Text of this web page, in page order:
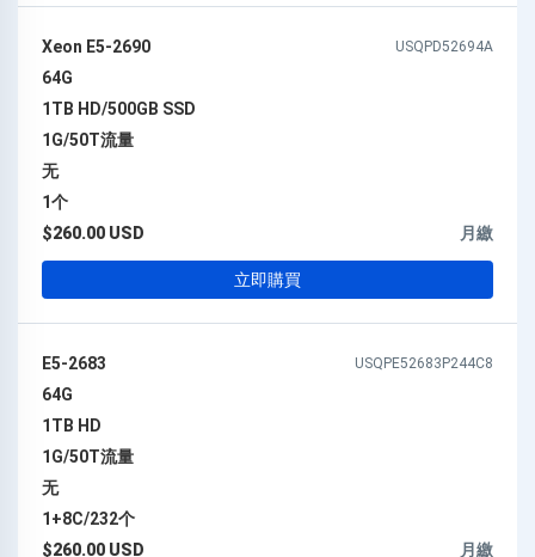
Xeon E5-2690 USQPD52694A
64G
1TB HD/500GB SSD
1G/50T流量
无
1个
$260.00 USD
月繳
立即購買
E5-2683 USQPE52683P244C8
64G
1TB HD
1G/50T流量
无
1+8C/232个
$260.00 USD
月繳